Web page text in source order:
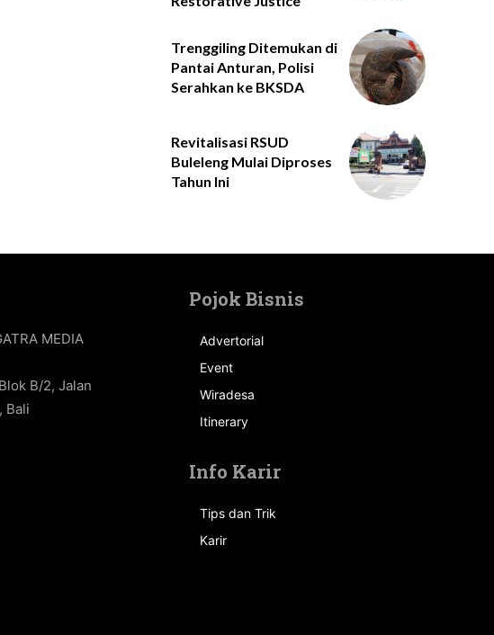
Trenggiling Ditemukan di
Pantai Anturan, Polisi
Serahkan ke BKSDA
Revitalisasi RSUD
Buleleng Mulai Diproses
Tahun Ini
MEDIA
B/2, Jalan
Bali
Pojok Bisnis
Advertorial
Event
Wiradesa
Itinerary
Info Karir
Tips dan Trik
Karir